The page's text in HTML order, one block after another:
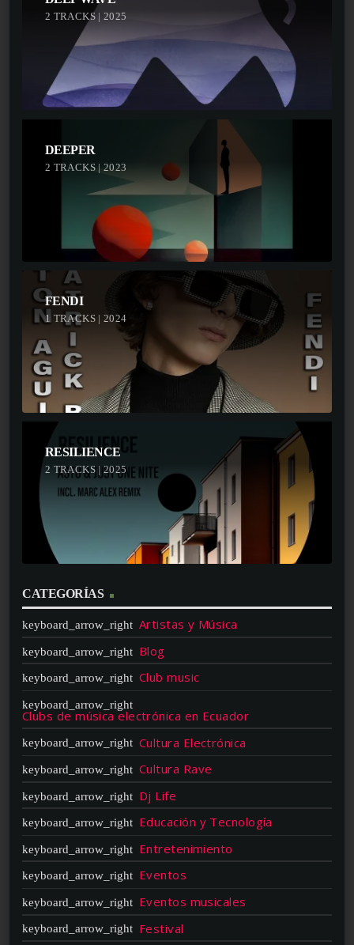
2 TRACKS | 2025
DEEPER
2 TRACKS | 2023
FENDI
1 TRACKS | 2024
RESILIENCE
2 TRACKS | 2025
CATEGORÍAS
Artistas y Música
Blog
Club music
Clubs de música electrónica en Ecuador
Cultura Electrónica
Cultura Rave
Dj Life
Educación y Tecnología
Entretenimiento
Eventos
Eventos musicales
Festival